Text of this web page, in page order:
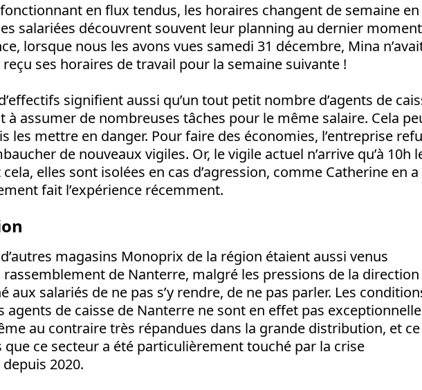
en flux tendus, les horaires changent de semaine en
salariées découvrent souvent leur planning au dernier
lorsque nous les avons vues samedi 31 décembre, Mina
ses horaires de travail pour la semaine suivante !
signifient aussi qu’un tout petit nombre d’agents de
à assumer de nombreuses tâches pour le même salaire. Cela
les mettre en danger. Pour faire des économies, l’entreprise
de nouveaux vigiles. Or, le vigile actuel n’arrive qu’à 10h
elles sont isolées en cas d’agression, comme Catherine en a
fait l’expérience récemment.
magasins Monoprix de la région étaient aussi venus
de Nanterre, malgré les pressions de la direction
aux salariés de ne pas s’y rendre, de ne pas parler. Les
agents de caisse de Nanterre ne sont en effet pas
au contraire très répandues dans la grande distribution, et ce
que ce secteur a été particulièrement touché par la crise
2020.